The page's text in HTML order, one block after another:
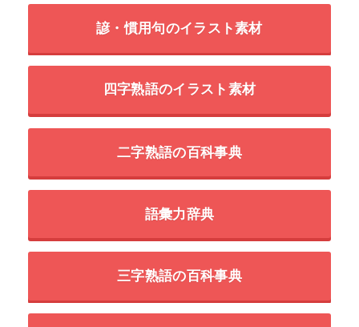
諺・慣用句のイラスト素材
四字熟語のイラスト素材
二字熟語の百科事典
語彙力辞典
三字熟語の百科事典